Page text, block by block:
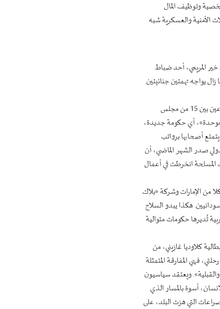
وتوظيف المال
الأمنية والعسكرية شبه
المريمي، أحد ضباط
يواجه تهمتين جنائيتين
وفي خطوة تبدو تشويشا على خطة المبعوث الأممي، دعا عقيلة صالح إلى تشكيل لجنة مؤلفة من 45 عضوا موزعين بين 15 من مجلس
تنفيذية موحدة»، أي حكومة جديدة،
أصحابها برواتب
صدر الشهر الماضي، أن
دولار. وكانت تلك المجموعات المسلحة انخرطت في أعمال
مؤكدة أن كلا من الإمارات وشركة «بلاك
هكذا يبدو السلاح
تُديرها حكومات متوالية
كلاوديا غازيني، من
فهي المفارقة المتمثلة
ويعتقد سياسيون
أسوة بالمسار الذي
التي هزت البلد، على